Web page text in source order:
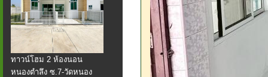
ทาวน์โฮม 2 ห้องนอน
หนองตำลึง ซ.7-วัดหนอง